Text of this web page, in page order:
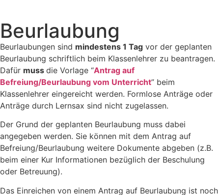
Beurlaubung
Beurlaubungen sind mindestens 1 Tag vor der geplanten
Beurlaubung schriftlich beim Klassenlehrer zu beantragen.
Dafür muss die Vorlage “Antrag auf
Befreiung/Beurlaubung vom Unterricht” beim
Klassenlehrer eingereicht werden. Formlose Anträge oder
Anträge durch Lernsax sind nicht zugelassen.
Der Grund der geplanten Beurlaubung muss dabei
angegeben werden. Sie können mit dem Antrag auf
Befreiung/Beurlaubung weitere Dokumente abgeben (z.B.
beim einer Kur Informationen bezüglich der Beschulung
oder Betreuung).
Das Einreichen von einem Antrag auf Beurlaubung ist noch